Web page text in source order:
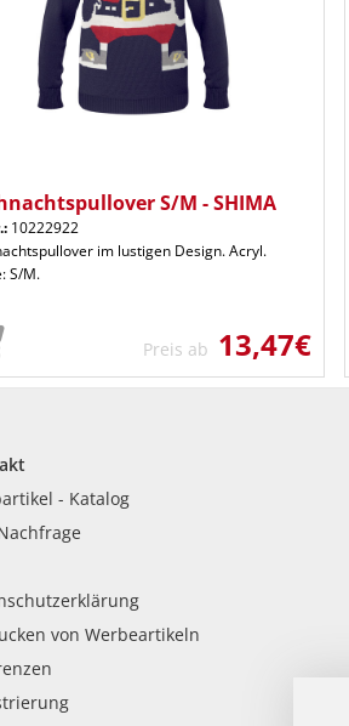
S/M - SHIMA
10222922
im lustigen Design. Acryl.
S/M.
Preis ab 13,47€
- Katalog
von Werbeartikeln